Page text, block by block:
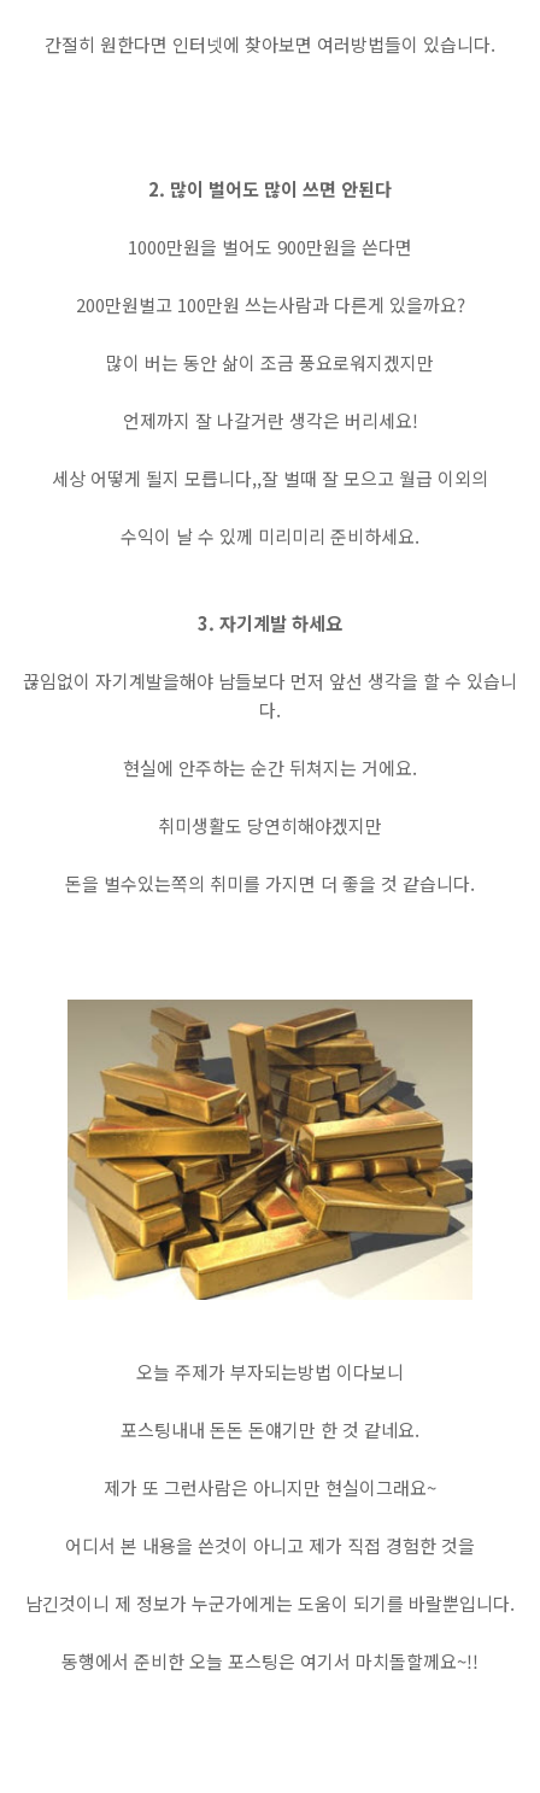
간절히 원한다면 인터넷에 찾아보면 여러방법들이 있습니다.
2. 많이 벌어도 많이 쓰면 안된다
1000만원을 벌어도 900만원을 쓴다면
200만원벌고 100만원 쓰는사람과 다른게 있을까요?
많이 버는 동안 삶이 조금 풍요로워지겠지만
언제까지 잘 나갈거란 생각은 버리세요!
세상 어떻게 될지 모릅니다,,잘 벌때 잘 모으고 월급 이외의
수익이 날 수 있께 미리미리 준비하세요.
3. 자기계발 하세요
끊임없이 자기계발을해야 남들보다 먼저 앞선 생각을 할 수 있습니
다.
현실에 안주하는 순간 뒤쳐지는 거에요.
취미생활도 당연히해야겠지만
돈을 벌수있는쪽의 취미를 가지면 더 좋을 것 같습니다.
오늘 주제가 부자되는방법 이다보니
포스팅내내 돈돈 돈얘기만 한 것 같네요.
제가 또 그런사람은 아니지만 현실이그래요~
어디서 본 내용을 쓴것이 아니고 제가 직접 경험한 것을
남긴것이니 제 정보가 누군가에게는 도움이 되기를 바랄뿐입니다.
동행에서 준비한 오늘 포스팅은 여기서 마치돌할께요~!!